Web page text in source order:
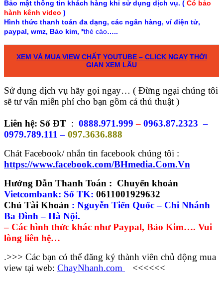
Bảo mật thông tin khách hàng khi sử dụng dịch vụ. ( Có bảo
hành kênh video )
Hình thức thanh toán đa dạng, các ngân hàng, ví điện tử,
paypal, wmz, Bảo kim, *thẻ cào…..
XEM VÀ MUA VIEW CHẤT YOUTUBE – CLICK NGAY THỜI
GIAN XEM LÂU
Sử dụng dịch vụ hãy gọi ngay… ( Đừng ngại chúng tôi
sẽ tư vấn miễn phí cho bạn gồm cả thủ thuật )
Liên hệ: Số ĐT : 0888.971.999 – 0963.87.2323 –
0979.789.111 – 097.3636.888
Chát Facebook/ nhắn tin facebook chúng tôi :
https://www.facebook.com/BHmedia.Com.Vn
Hướng Dẫn Thanh Toán : Chuyển khoản
Vietcombank: Số TK: 0611001929632
Chủ Tài Khoản : Nguyễn Tiến Quốc – Chi Nhánh
Ba Đình – Hà Nội.
– Các hình thức khác như Paypal, Bảo Kim…. Vui
lòng liên hệ…
.>>> Các bạn có thể đăng ký thành viên chủ động mua
view tại web: ChayNhanh.com <<<<<<